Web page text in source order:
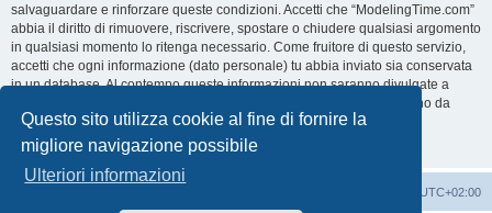
Questo sito utilizza cookie al fine di fornire la
migliore navigazione possibile
Ulteriori informazioni
salvaguardare e rinforzare queste condizioni. Accetti che “ModelingTime.com”
abbia il diritto di rimuovere, riscrivere, spostare o chiudere qualsiasi argomento
in qualsiasi momento lo ritenga necessario. Come fruitore di questo servizio,
accetti che ogni informazione (dato personale) tu abbia inviato sia conservata
in un database. Al contempo queste informazioni non saranno divulgate a
nessuno senza il tuo consenso, né “ModelingTime.com” o phpBB sono da
ritenersi responsabili per qualsiasi violazione al sistema che possa
compromettere queste informazioni.
UTC+02:00